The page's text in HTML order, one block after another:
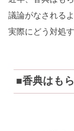
議論がなされる
実際にどう対処
■香典はも